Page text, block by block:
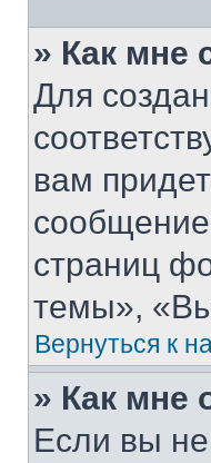
» Как мне
Для
вам
страниц
темы», «Вы
Вернуться к
» Как мне
Если вы